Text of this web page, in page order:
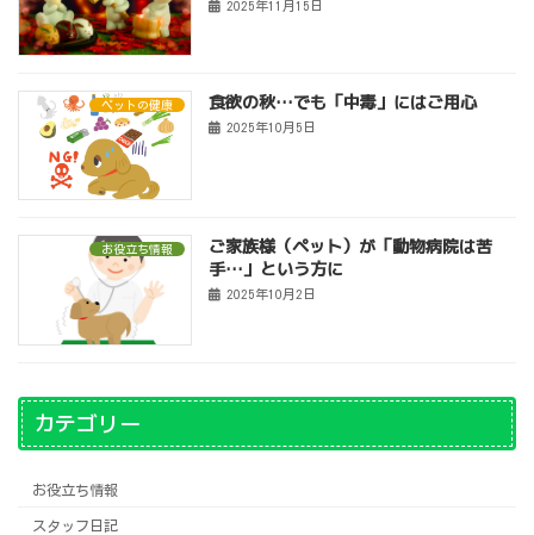
2025年11月15日
ペットの健康 食欲の秋…でも「中毒」にはご用心
2025年10月5日
お役立ち情報
ご家族様（ペット）が「動物病院は苦
手…」という方に
2025年10月2日
カテゴリー
お役立ち情報
スタッフ日記